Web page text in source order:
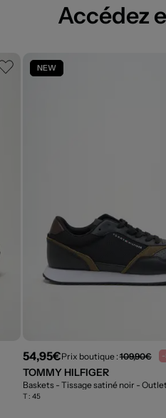
Accédez
NEW
54,95€Prix boutique :109,90€
TOMMY HILFIGER
Baskets - Tissage satiné noir -
T : 45